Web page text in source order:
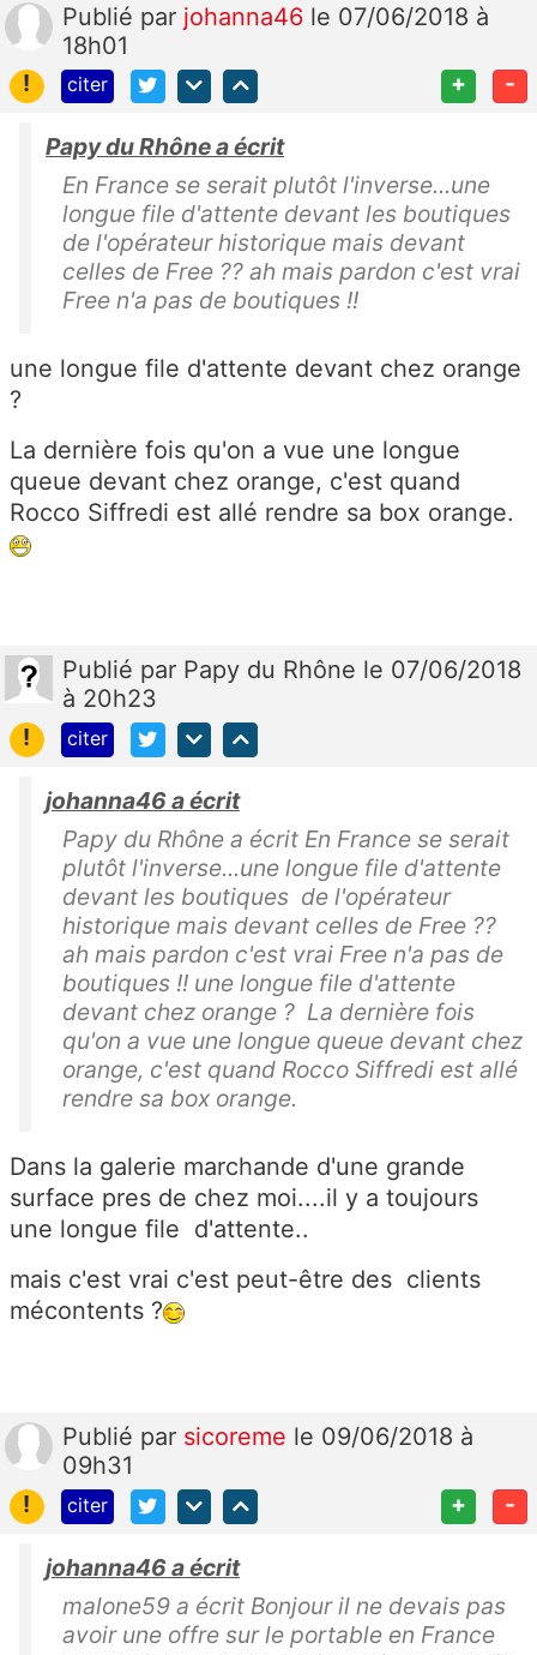
Publié par johanna46 le 07/06/2018 à
18h01
!
citer + -
Papy du Rhône a écrit
En France se serait plutôt l'inverse...une
longue file d'attente devant les boutiques
de l'opérateur historique mais devant
celles de Free ?? ah mais pardon c'est vrai
Free n'a pas de boutiques !!
une longue file d'attente devant chez orange
?
La dernière fois qu'on a vue une longue
queue devant chez orange, c'est quand
Rocco Siffredi est allé rendre sa box orange.
Publié par Papy du Rhône le 07/06/2018
à 20h23
!
citer
johanna46 a écrit
Papy du Rhône a écrit En France se serait
plutôt l'inverse...une longue file d'attente
devant les boutiques de l'opérateur
historique mais devant celles de Free ??
ah mais pardon c'est vrai Free n'a pas de
boutiques !! une longue file d'attente
devant chez orange ? La dernière fois
qu'on a vue une longue queue devant chez
orange, c'est quand Rocco Siffredi est allé
rendre sa box orange.
Dans la galerie marchande d'une grande
surface pres de chez moi....il y a toujours
une longue file d'attente..
mais c'est vrai c'est peut-être des clients
mécontents ?
Publié par sicoreme le 09/06/2018 à
09h31
!
citer + -
johanna46 a écrit
malone59 a écrit Bonjour il ne devais pas
avoir une offre sur le portable en France